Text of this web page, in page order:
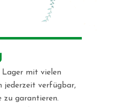
Lager mit vielen
jederzeit verfügbar,
zu garantieren.